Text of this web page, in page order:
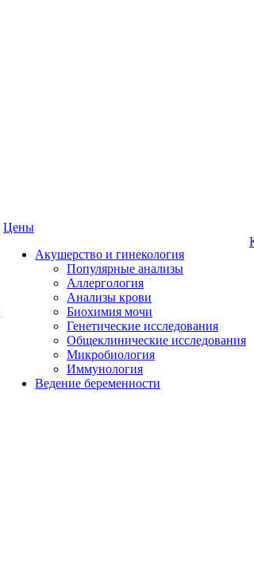
Цены
Акушерство и гинекология
Популярные анализы
Аллергология
Анализы крови
Биохимия мочи
Генетические исследования
Общеклинические исследования
Микробиология
Иммунология
Ведение беременности